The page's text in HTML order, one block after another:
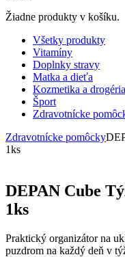
Žiadne produkty v košíku.
Všetky produkty
Vitamíny
Doplnky stravy
Matka a dieťa
Kozmetika a drogéria
Šport
Zdravotnícke
Zdravotnícke pomôcky
1ks
DEPAN Cube
1ks
Praktický organizátor na
puzdrom na každý deň v